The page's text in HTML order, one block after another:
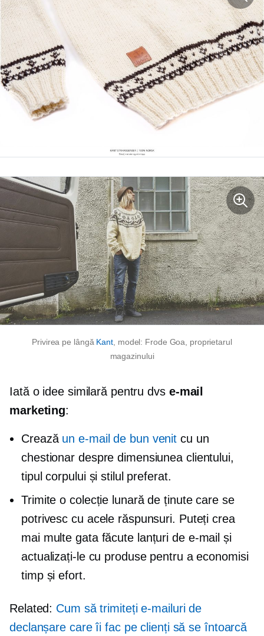
Privirea pe lângă Kant , model: Frode Goa, proprietarul
magazinului
Iată o idee similară pentru dvs e-mail
marketing:
Crează un e-mail de bun venit cu un
chestionar despre dimensiunea clientului,
tipul corpului și stilul preferat.
Trimite o colecție lunară de ținute care se
potrivesc cu acele răspunsuri. Puteți crea
mai multegata făcutelanțuri de e-mail și
actualizați-le cu produse pentru a economisi
timp și efort.
Related: Cum să trimiteți e-mailuri de
declanșare care îi fac pe clienți să se întoarcă